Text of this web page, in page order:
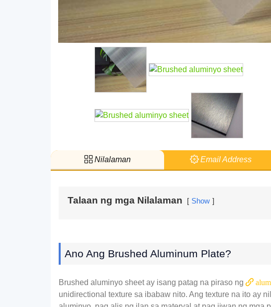
Nilalaman Email Address
Talaan ng mga Nilalaman Show
Ano Ang Brushed Aluminum Plate?
Brushed aluminyo sheet ay isang patag na piraso ng
unidirectional texture sa ibabaw nito. Ang texture na ito ay